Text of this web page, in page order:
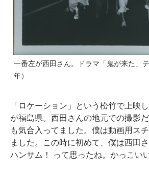
一番左が西田さん。ドラマ「鬼が来た」
年）
「ロケーション」という松竹で上映
が福島県。西田さんの地元での撮影
も気合入ってました。僕は動画用ス
ました。この時に初めて、僕は西田
ハンサム！ って思ったね。かっこい